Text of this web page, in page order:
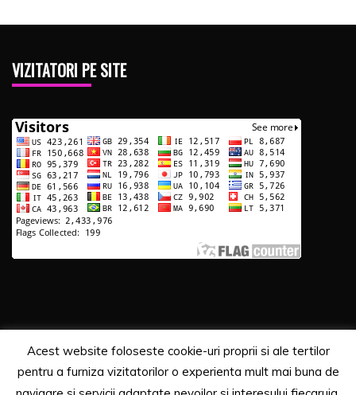
VIZITATORI PE SITE
Copyrights. © 2020 Segra Media
Proudly powered by WordPress| Theme: Recent News
Acest website foloseste cookie-uri proprii si ale tertilor
pentru a furniza vizitatorilor o experienta mult mai buna de